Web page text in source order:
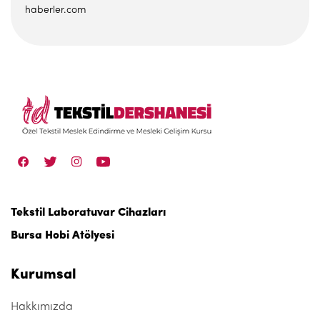
haberler.com
Tekstil Laboratuvar Cihazları
Bursa Hobi Atölyesi
Kurumsal
Hakkımızda